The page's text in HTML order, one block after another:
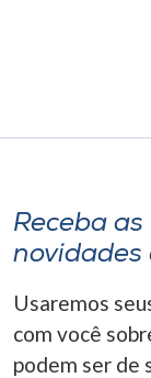
A+
Receba as
novidades
Usaremos
com você
podem ser de